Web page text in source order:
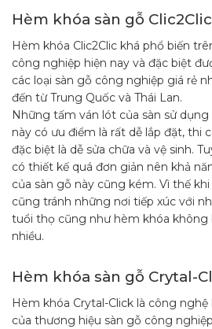
Hèm khóa sàn gỗ Clic2Clic
Hèm khóa Clic2Clic khá phổ biến
công nghiệp hiện nay và đặc biệt
các loại sàn gỗ công nghiệp giá rẻ
đến từ Trung Quốc và Thái Lan.
Những tấm ván lót của sàn sử
này có ưu điểm là rất dễ lắp đặt, thi
đặc biệt là dễ sửa chữa và vệ sinh.
có thiết kế quá đơn giản nên khả
của sàn gỗ này cũng kém. Vì thế
cũng tránh những nơi tiếp xúc với
tuổi thọ cũng như hèm khóa
nhiều.
Hèm khóa sàn gỗ Crytal-
Hèm khóa Crytal-Click là công
của thương hiệu sàn gỗ công